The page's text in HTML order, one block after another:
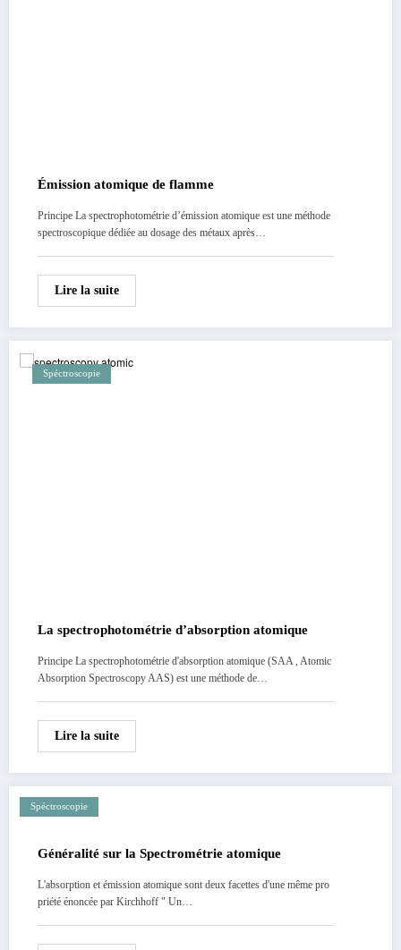
Émission atomique de flamme
Principe La spectrophotométrie d’émission atomique est une méthode
spectroscopique dédiée au dosage des métaux après…
Lire la suite
Spéctroscopie
La spectrophotométrie d’absorption atomique
Principe La spectrophotométrie d'absorption atomique (SAA , Atomic
Absorption Spectroscopy AAS) est une méthode de…
Lire la suite
Spéctroscopie
Généralité sur la Spectrométrie atomique
L'absorption et émission atomique sont deux facettes d'une même pro
priété énoncée par Kirchhoff " Un…